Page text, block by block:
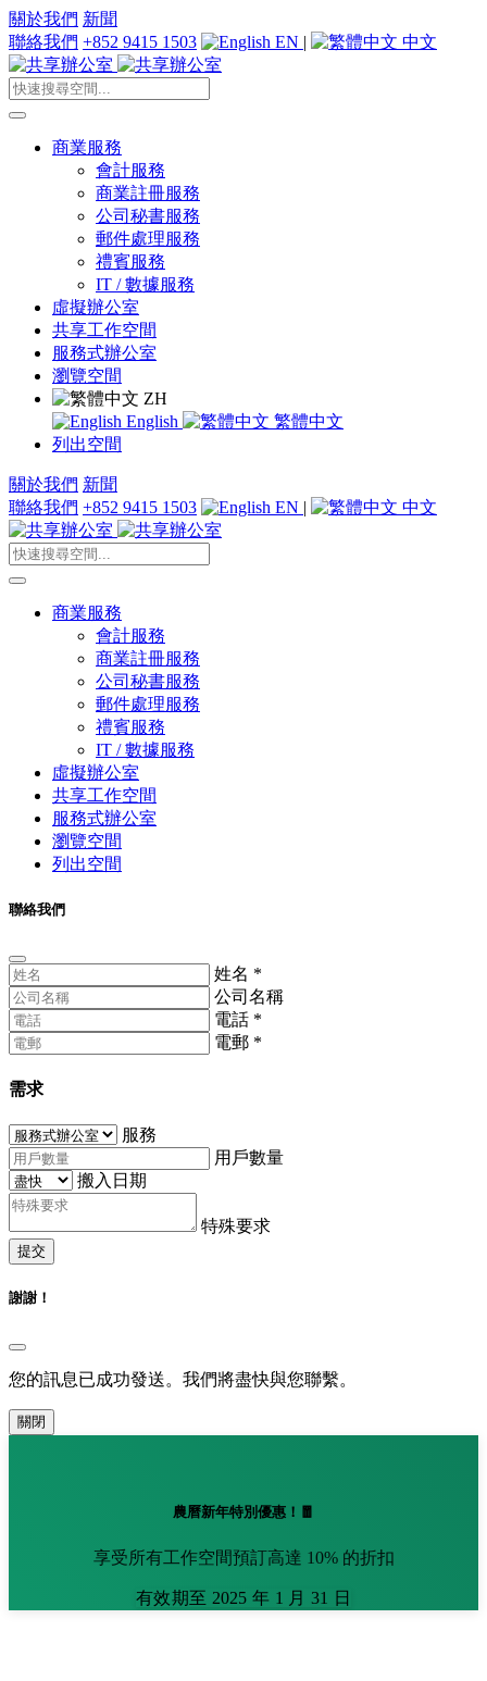
關於我們 新聞
聯絡我們 +852 9415 1503 EN | 中文
商業服務
會計服務
商業註冊服務
公司秘書服務
郵件處理服務
禮賓服務
IT / 數據服務
虛擬辦公室
共享工作空間
服務式辦公室
瀏覽空間
ZH
English
繁體中文
列出空間
關於我們 新聞
聯絡我們 +852 9415 1503 EN | 中文
商業服務
會計服務
商業註冊服務
公司秘書服務
郵件處理服務
禮賓服務
IT / 數據服務
虛擬辦公室
共享工作空間
服務式辦公室
瀏覽空間
列出空間
聯絡我們
姓名 *
公司名稱
電話 *
電郵 *
需求
服務
用戶數量
搬入日期
特殊要求
提交
謝謝！
您的訊息已成功發送。我們將盡快與您聯繫。
關閉
農曆新年特別優惠！🧧
享受所有工作空間預訂高達 10% 的折扣
有效期至 2025 年 1 月 31 日